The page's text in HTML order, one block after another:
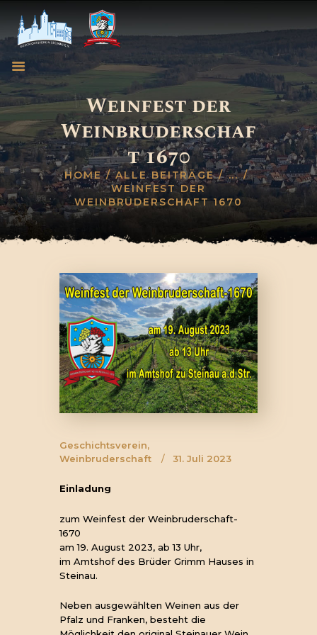
Weinfest der
Weinbruderschaf
t 1670
HOME ALLE BEITRÄGE
...
WEINFEST DER
WEINBRUDERSCHAFT 1670
HOME
GESCHICHTSVEREIN
WEINBRUDERSCHAFT
BLOG
TERMINE
KONTAKT
Geschichtsverein,
Weinbruderschaft
31. Juli 2023
Einladung
zum Weinfest der Weinbruderschaft-
1670
am 19. August 2023, ab 13 Uhr,
im Amtshof des Brüder Grimm Hauses in
Steinau.
Neben ausgewählten Weinen aus der
Pfalz und Franken, besteht die